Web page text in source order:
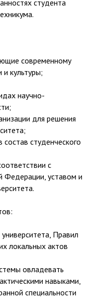
студента
современному
и культуры;
научно-
для решения
студенческого
с
Федерации, уставом и
Правил
локальных актов
овладевать
навыками,
специальности